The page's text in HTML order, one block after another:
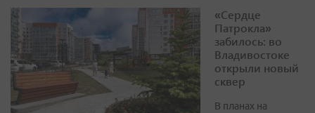
«Сердце
Патрокла»
забилось: во
Владивостоке
открыли новый
сквер
В планах на